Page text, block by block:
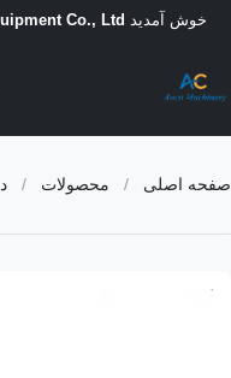
خوش آمدید Co., Ltd.
صفحه اصلی / محصولات /